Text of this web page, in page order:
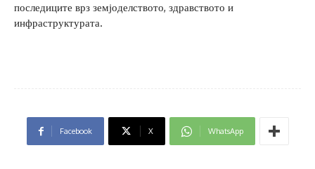
последиците врз земјоделството, здравството и
инфраструктурата.
Facebook X WhatsApp